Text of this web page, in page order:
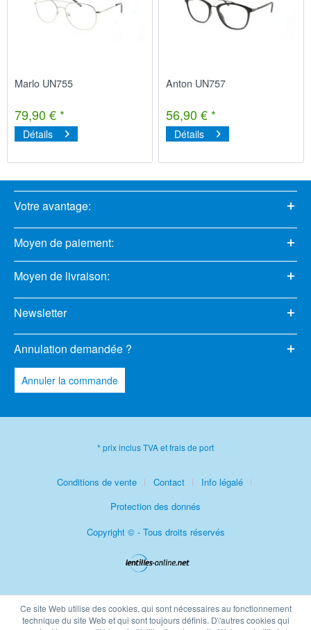
Marlo UN755
79,90 € *
Détails
Anton UN757
56,90 € *
Détails
Votre avantage:
Moyen de paiement:
Moyen de livraison:
Newsletter
Annulation demandée ?
Annuler la commande
* prix inclus TVA et frais de port
Conditions de vente Contact
Info légalé
Protection des donnés
Copyright © - Tous droits réservés
Ce site Web utilise des cookies, qui sont nécessaires au fonctionnement
technique du site Web et qui sont toujours définis. D\'autres cookies qui